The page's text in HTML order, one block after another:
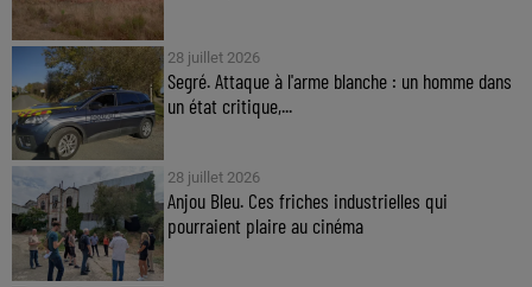
28 juillet 2026
Segré. Attaque à l'arme blanche : un homme dans
un état critique,...
28 juillet 2026
Anjou Bleu. Ces friches industrielles qui
pourraient plaire au cinéma